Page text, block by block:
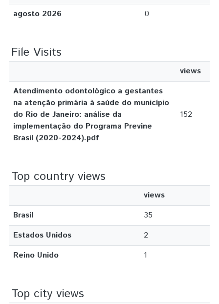
agosto 2026
0
File Visits
views
Atendimento odontológico a gestantes
na atenção primária à saúde do município
do Rio de Janeiro: análise da
implementação do Programa Previne
Brasil (2020-2024).pdf
152
Top country views
views
Brasil
35
Estados Unidos
2
Reino Unido
1
Top city views